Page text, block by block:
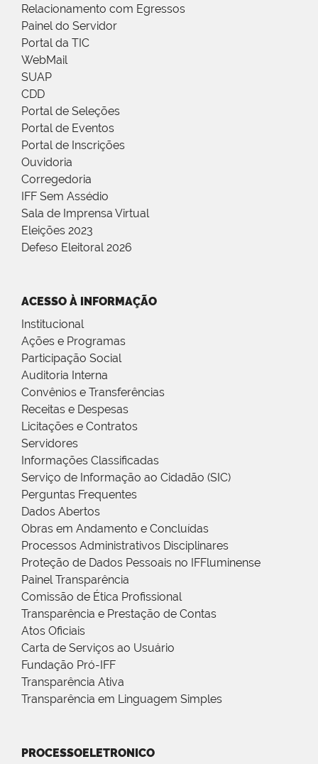
Relacionamento com Egressos
Painel do Servidor
Portal da TIC
WebMail
SUAP
CDD
Portal de Seleções
Portal de Eventos
Portal de Inscrições
Ouvidoria
Corregedoria
IFF Sem Assédio
Sala de Imprensa Virtual
Eleições 2023
Defeso Eleitoral 2026
ACESSO À INFORMAÇÃO
Institucional
Ações e Programas
Participação Social
Auditoria Interna
Convênios e Transferências
Receitas e Despesas
Licitações e Contratos
Servidores
Informações Classificadas
Serviço de Informação ao Cidadão (SIC)
Perguntas Frequentes
Dados Abertos
Obras em Andamento e Concluídas
Processos Administrativos Disciplinares
Proteção de Dados Pessoais no IFFluminense
Painel Transparência
Comissão de Ética Profissional
Transparência e Prestação de Contas
Atos Oficiais
Carta de Serviços ao Usuário
Fundação Pró-IFF
Transparência Ativa
Transparência em Linguagem Simples
PROCESSOELETRONICO